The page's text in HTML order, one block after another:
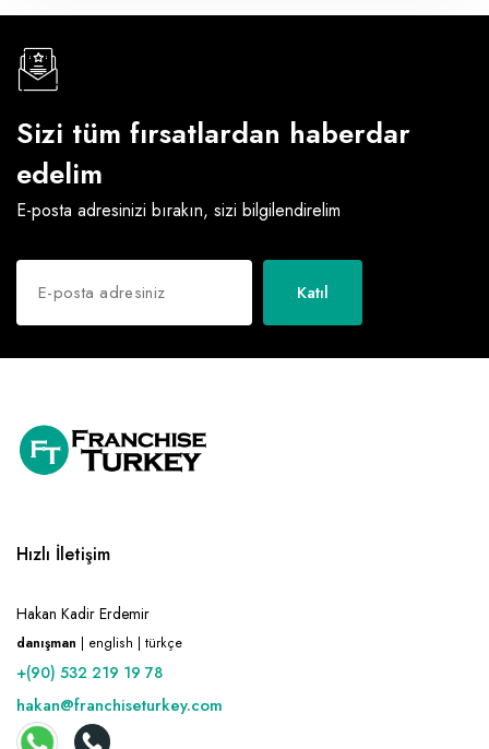
Sizi tüm fırsatlardan haberdar
edelim
E-posta adresinizi bırakın, sizi bilgilendirelim
Katıl
Hızlı İletişim
Hakan Kadir Erdemir
danışman | english | türkçe
+(90) 532 219 19 78
hakan@franchiseturkey.com